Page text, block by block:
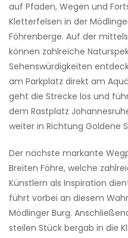
auf Pfaden, Wegen und
Kletterfelsen in der
Föhrenberge. Auf der
können zahlreiche
Sehenswürdigkeiten
am Parkplatz direkt am
geht die Strecke los und
dem Rastplatz
weiter in Richtung Goldene
Der nächste markante
Breiten Föhre, welche
Künstlern als Inspiration
führt vorbei an diesem
Mödlinger Burg.
steilen Stück bergab in die